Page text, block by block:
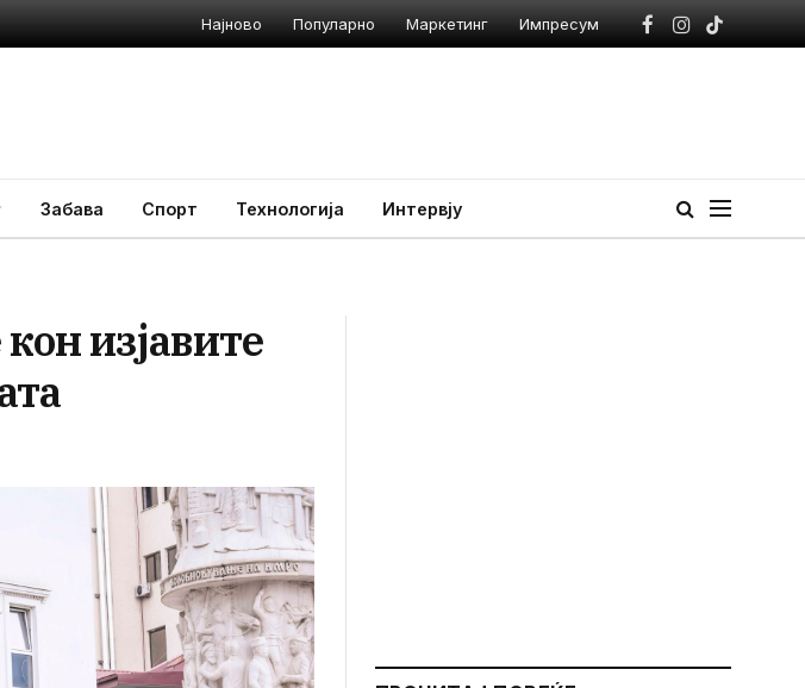
Најново Популарно Маркетинг Импресум
Facebook
Instagram
TikTok
Забава Спорт Технологија Интервју
изјавите